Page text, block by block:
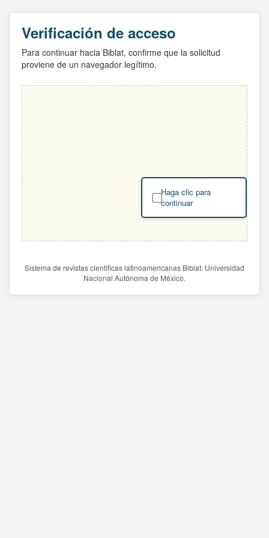
Verificación de acceso
Para continuar hacia Biblat, confirme que la solicitud
proviene de un navegador legítimo.
Haga clic para
continuar
Sistema de revistas científicas latinoamericanas Biblat. Universidad
Nacional Autónoma de México.